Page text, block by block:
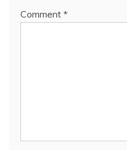
Comment *